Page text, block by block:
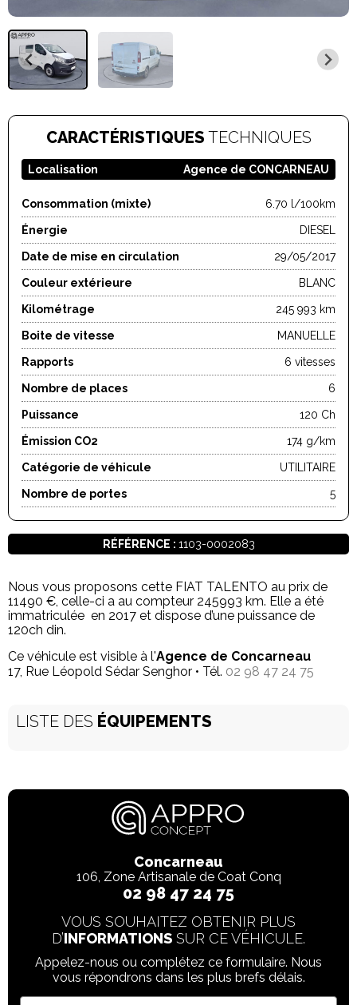
CARACTÉRISTIQUES TECHNIQUES
Localisation Agence de CONCARNEAU
Consommation (mixte) 6.70 l/100km
Énergie DIESEL
Date de mise en circulation 29/05/2017
Couleur extérieure BLANC
Kilométrage 245 993 km
Boite de vitesse MANUELLE
Rapports 6 vitesses
Nombre de places 6
Puissance 120 Ch
Émission CO2 174 g/km
Catégorie de véhicule UTILITAIRE
Nombre de portes 5
RÉFÉRENCE : 1103-0002083
Nous vous proposons cette FIAT TALENTO au prix de
11490 €, celle-ci a au compteur 245993 km. Elle a été
immatriculée en 2017 et dispose d’une puissance de
120ch din.
Ce véhicule est visible à l'Agence de Concarneau
17, Rue Léopold Sédar Senghor • Tél. 02 98 47 24 75
LISTE DES ÉQUIPEMENTS
Concarneau
106, Zone Artisanale de Coat Conq
02 98 47 24 75
VOUS SOUHAITEZ OBTENIR PLUS
D’INFORMATIONS SUR CE VÉHICULE.
Appelez-nous ou complétez ce formulaire. Nous
vous répondrons dans les plus brefs délais.